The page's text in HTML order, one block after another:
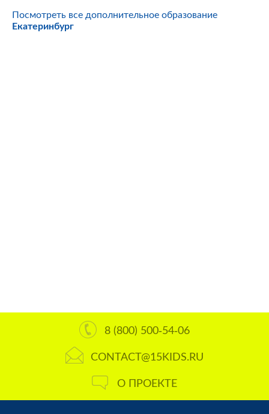
Посмотреть все дополнительное образование
Екатеринбург
8 (800) 500-54-06
CONTACT@15KIDS.RU
О ПРОЕКТЕ